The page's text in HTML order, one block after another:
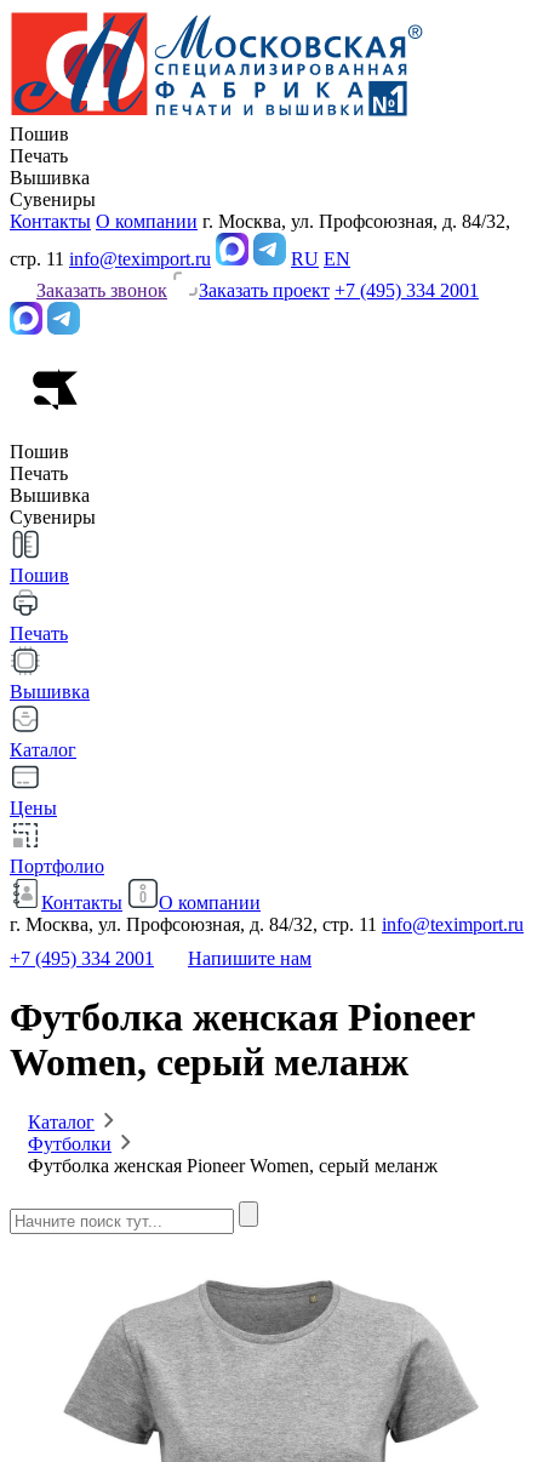
Пошив
Печать
Вышивка
Сувениры
Контакты О компании г. Москва, ул. Профсоюзная, д. 84/32,
стр. 11 info@teximport.ru RU EN
Заказать звонок
Заказать проект +7 (495) 334 2001
Пошив
Печать
Вышивка
Сувениры
Пошив
Печать
Вышивка
Каталог
Цены
Портфолио
Контакты
О компании
г. Москва, ул. Профсоюзная, д. 84/32, стр. 11 info@teximport.ru
+7 (495) 334 2001
Напишите нам
Футболка женская Pioneer
Women, серый меланж
Каталог
Футболки
Футболка женская Pioneer Women, серый меланж